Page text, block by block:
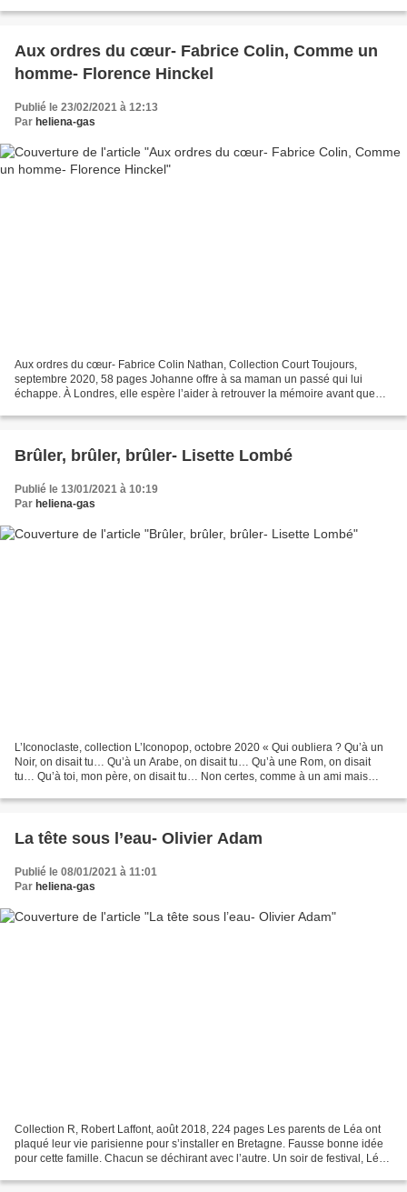
Aux ordres du cœur- Fabrice Colin, Comme un
homme- Florence Hinckel
Publié le 23/02/2021 à 12:13
Par heliena-gas
Aux ordres du cœur- Fabrice Colin Nathan, Collection Court Toujours,
septembre 2020, 58 pages Johanne offre à sa maman un passé qui lui
échappe. À Londres, elle espère l’aider à retrouver la mémoire avant que
Brûler, brûler, brûler- Lisette Lombé
Publié le 13/01/2021 à 10:19
Par heliena-gas
L’Iconoclaste, collection L’Iconopop, octobre 2020 « Qui oubliera ? Qu’à un
Noir, on disait tu… Qu’à un Arabe, on disait tu… Qu’à une Rom, on disait
tu… Qu’à toi, mon père, on disait tu… Non certes, comme à un ami mais
La tête sous l’eau- Olivier Adam
Publié le 08/01/2021 à 11:01
Par heliena-gas
Collection R, Robert Laffont, août 2018, 224 pages Les parents de Léa ont
plaqué leur vie parisienne pour s’installer en Bretagne. Fausse bonne idée
pour cette famille. Chacun se déchirant avec l’autre. Un soir de festival, Léa